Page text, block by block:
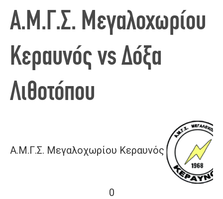
Α.Μ.Γ.Σ. Μεγαλοχωρίου
Κεραυνός vs Δόξα
Λιθοτόπου
Α.Μ.Γ.Σ. Μεγαλοχωρίου Κεραυνός
0